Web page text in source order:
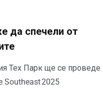
да спечели от
Тех Парк ще се проведе
Southeast 2025